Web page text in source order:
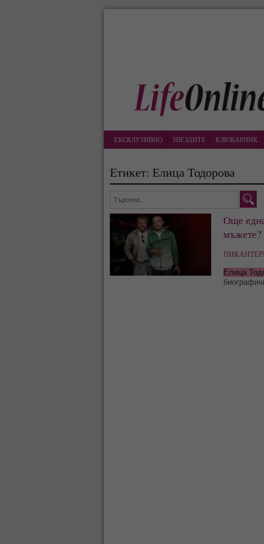
ЕКСКЛУЗИВНО ЗВЕЗДИТЕ КЛЮКАРНИК
Етикет: Елица Тодорова
Още
мъжете?
Елица